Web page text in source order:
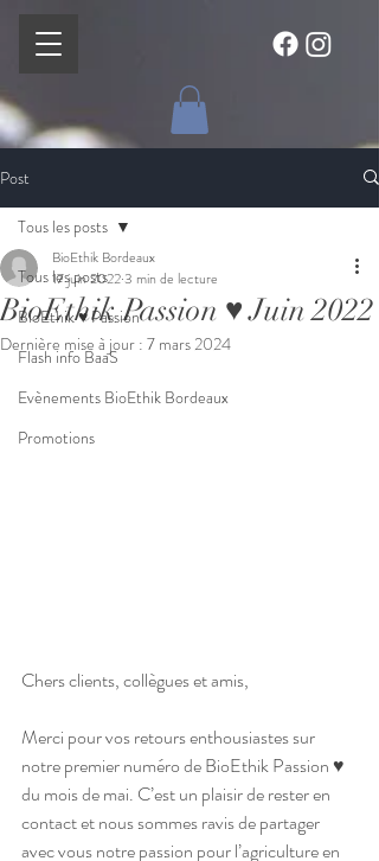
Post
Tous les posts
BioEthik ♥ Passion
Flash info BaaS
Evènements BioEthik Bordeaux
Promotions
Tous les posts
BioEthik Passion ♥ Juin 2022
BioEthik Bordeaux
17 juin 20223 min de lecture
Dernière mise à jour : 7 mars 2024
Chers clients, collègues et amis,
Merci pour vos retours enthousiastes sur
notre premier numéro de BioEthik Passion ♥
du mois de mai. C’est un plaisir de rester en
contact et nous sommes ravis de partager
avec vous notre passion pour l’agriculture en